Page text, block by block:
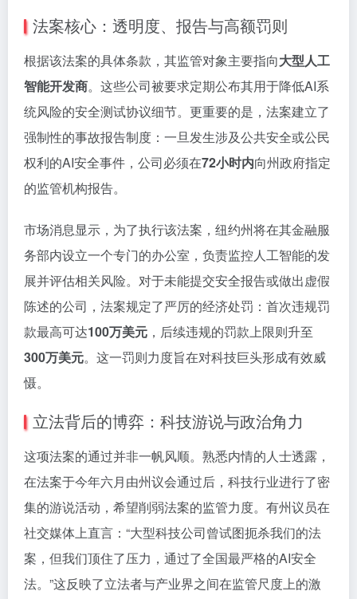
法案核心：透明度、报告与高额罚则
根据该法案的具体条款，其监管对象主要指向大型人工
智能开发商。这些公司被要求定期公布其用于降低AI系
统风险的安全测试协议细节。更重要的是，法案建立了
强制性的事故报告制度：一旦发生涉及公共安全或公民
权利的AI安全事件，公司必须在72小时内向州政府指定
的监管机构报告。
市场消息显示，为了执行该法案，纽约州将在其金融服
务部内设立一个专门的办公室，负责监控人工智能的发
展并评估相关风险。对于未能提交安全报告或做出虚假
陈述的公司，法案规定了严厉的经济处罚：首次违规罚
款最高可达100万美元 ，后续违规的罚款上限则升至
300万美元。这一罚则力度旨在对科技巨头形成有效威
慑。
立法背后的博弈：科技游说与政治角力
这项法案的通过并非一帆风顺。熟悉内情的人士透露，
在法案于今年六月由州议会通过后，科技行业进行了密
集的游说活动，希望削弱法案的监管力度。有州议员在
社交媒体上直言：“大型科技公司曾试图扼杀我们的法
案，但我们顶住了压力，通过了全国最严格的AI安全
法。”这反映了立法者与产业界之间在监管尺度上的激